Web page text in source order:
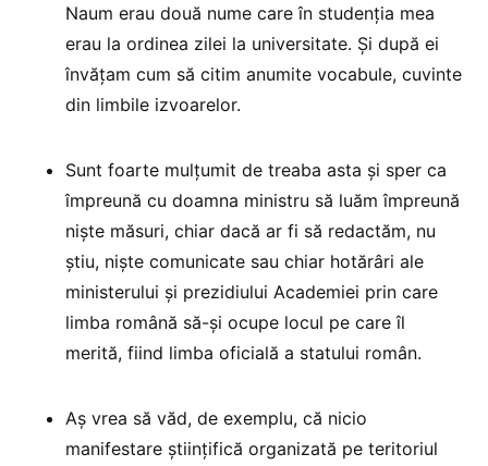
Naum erau două nume care în studenția mea
erau la ordinea zilei la universitate. Și după ei
învățam cum să citim anumite vocabule, cuvinte
din limbile izvoarelor.
Sunt foarte mulțumit de treaba asta și sper ca
împreună cu doamna ministru să luăm împreună
niște măsuri, chiar dacă ar fi să redactăm, nu
știu, niște comunicate sau chiar hotărâri ale
ministerului și prezidiului Academiei prin care
limba română să-și ocupe locul pe care îl
merită, fiind limba oficială a statului român.
Aș vrea să văd, de exemplu, că nicio
manifestare științifică organizată pe teritoriul